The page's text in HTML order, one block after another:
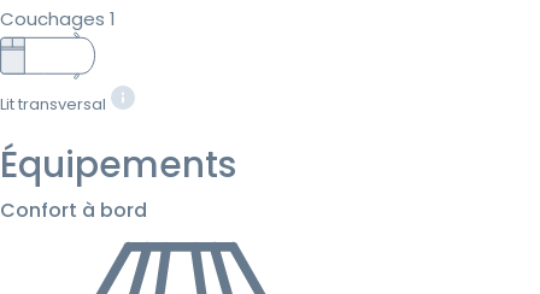
Couchages 1
Lit transversal
Équipements
Confort à bord